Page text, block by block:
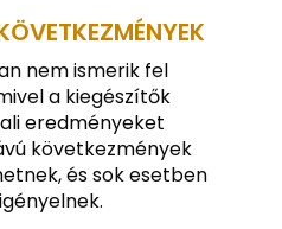
nem ismerik fel
a kiegészítők
eredményeket
következmények
és sok esetben